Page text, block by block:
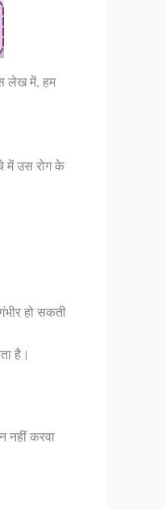
लेख में, हम
में उस रोग के
हो सकती
है।
नहीं करवा